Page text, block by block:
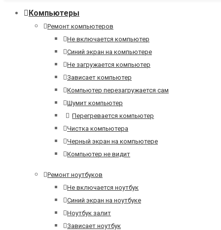
Компьютеры
Ремонт компьютеров
Не включается компьютер
Синий экран на компьютере
Не загружается компьютер
Зависает компьютер
Компьютер перезагружается сам
Шумит компьютер
Перегревается компьютер
Чистка компьютера
Черный экран на компьютере
Компьютер не видит
Ремонт ноутбуков
Не включается ноутбук
Синий экран на ноутбуке
Ноутбук залит
Зависает ноутбук